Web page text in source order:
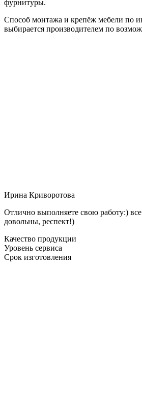
фурнитуры.
Способ монтажа и крепёж мебели по
выбирается производителем по
Ирина Криворотова
Отлично выполняете свою работу:) все
довольны, респект!)
Качество продукции
Уровень сервиса
Срок изготовления